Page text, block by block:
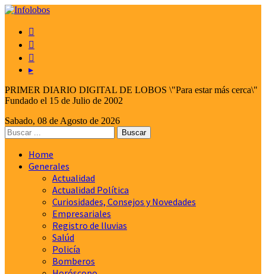



▸
PRIMER DIARIO DIGITAL DE LOBOS \"Para estar más cerca\"
Fundado el 15 de Julio de 2002
Sabado, 08 de Agosto de 2026
Home
Generales
Actualidad
Actualidad Política
Curiosidades, Consejos y Novedades
Empresariales
Registro de lluvias
Salúd
Policía
Bomberos